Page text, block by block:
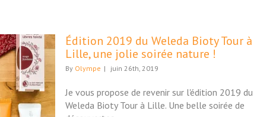
Édition 2019 du Weleda Bioty Tour à
Lille, une jolie soirée nature !
By Olympe | juin 26th, 2019
Je vous propose de revenir sur l'édition 2019 du
Weleda Bioty Tour à Lille. Une belle soirée de